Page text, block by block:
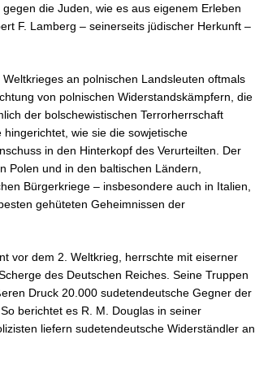
die Juden, wie es aus eigenem Erleben
F. Lamberg – seinerseits jüdischer Herkunft –
an polnischen Landsleuten oftmals
von polnischen Widerstandskämpfern, die
der bolschewistischen Terrorherrschaft
wie sie die sowjetische
in den Hinterkopf des Verurteilten. Der
Polen und in den baltischen Ländern,
Bürgerkriege – insbesondere auch in Italien,
gehüteten Geheimnissen der
vor dem 2. Weltkrieg, herrschte mit eiserner
des Deutschen Reiches. Seine Truppen
Druck 20.000 sudetendeutsche Gegner der
berichtet es R. M. Douglas in seiner
liefern sudetendeutsche Widerständler an